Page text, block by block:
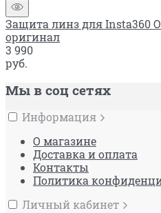
Защита линз для Insta360
оригинал
3 990
руб.
Мы в соц сетях
Информация
О магазине
Доставка и оплата
Контакты
Политика
Личный кабинет